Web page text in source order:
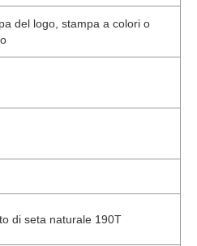
del logo, stampa a colori o
di seta naturale 190T